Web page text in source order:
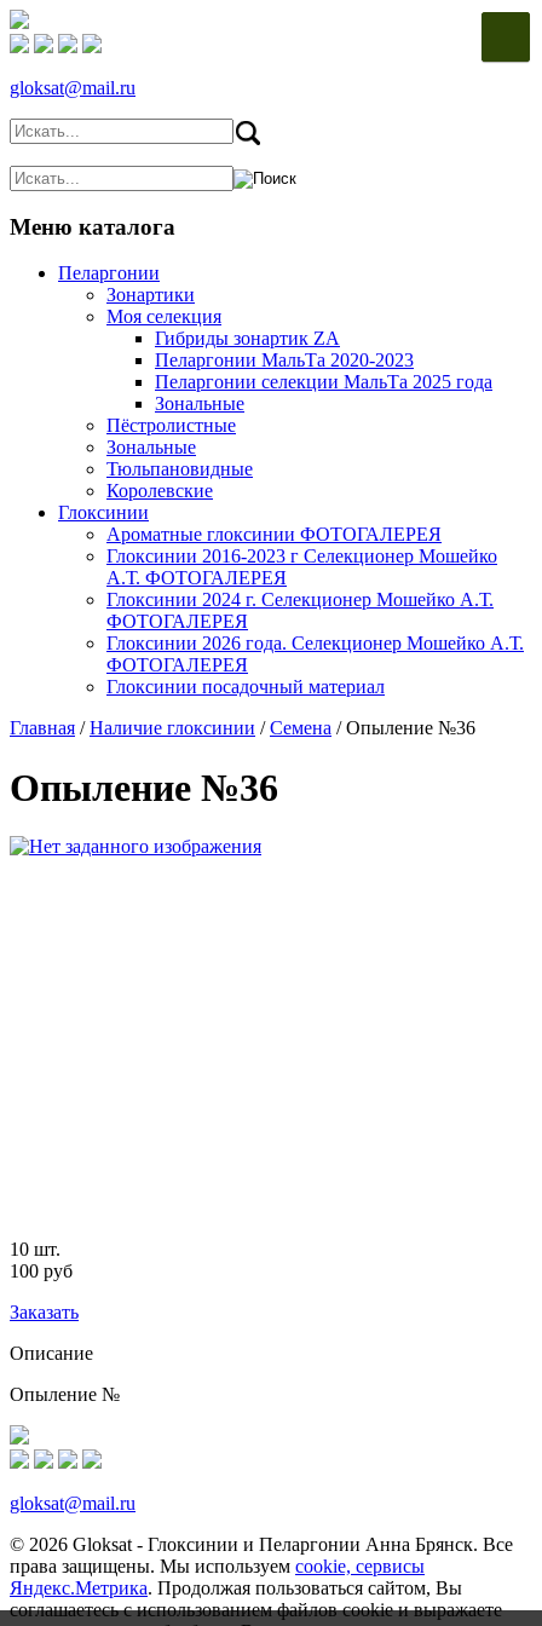
gloksat@mail.ru
Меню каталога
Пеларгонии
Зонартики
Моя селекция
Гибриды зонартик ZA
Пеларгонии МальТа 2020-2023
Пеларгонии селекции МальТа 2025 года
Зональные
Пёстролистные
Зональные
Тюльпановидные
Королевские
Глоксинии
Ароматные глоксинии ФОТОГАЛЕРЕЯ
Глоксинии 2016-2023 г Селекционер Мошейко
А.Т. ФОТОГАЛЕРЕЯ
Глоксинии 2024 г. Селекционер Мошейко А.Т.
ФОТОГАЛЕРЕЯ
Глоксинии 2026 года. Селекционер Мошейко А.Т.
ФОТОГАЛЕРЕЯ
Глоксинии посадочный материал
Главная /Наличие глоксинии /Семена /Опыление №36
Опыление №36
10 шт.
100 руб
Заказать
Описание
Опыление №
gloksat@mail.ru
© 2026 Gloksat - Глоксинии и Пеларгонии Анна Брянск. Все
права защищены. Мы используем cookie, сервисы
Яндекс.Метрика. Продолжая пользоваться сайтом, Вы
соглашаетесь с использованием файлов cookie и выражаете